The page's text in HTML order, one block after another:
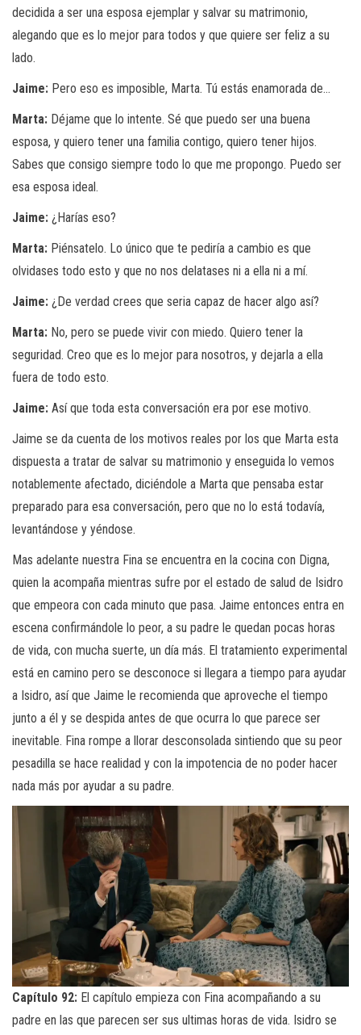
decidida a ser una esposa ejemplar y salvar su matrimonio,
alegando que es lo mejor para todos y que quiere ser feliz a su
lado.
Jaime: Pero eso es imposible, Marta. Tú estás enamorada de…
Marta: Déjame que lo intente. Sé que puedo ser una buena
esposa, y quiero tener una familia contigo, quiero tener hijos.
Sabes que consigo siempre todo lo que me propongo. Puedo ser
esa esposa ideal.
Jaime: ¿Harías eso?
Marta: Piénsatelo. Lo único que te pediría a cambio es que
olvidases todo esto y que no nos delatases ni a ella ni a mí.
Jaime: ¿De verdad crees que seria capaz de hacer algo así?
Marta: No, pero se puede vivir con miedo. Quiero tener la
seguridad. Creo que es lo mejor para nosotros, y dejarla a ella
fuera de todo esto.
Jaime: Así que toda esta conversación era por ese motivo.
Jaime se da cuenta de los motivos reales por los que Marta esta
dispuesta a tratar de salvar su matrimonio y enseguida lo vemos
notablemente afectado, diciéndole a Marta que pensaba estar
preparado para esa conversación, pero que no lo está todavía,
levantándose y yéndose.
Mas adelante nuestra Fina se encuentra en la cocina con Digna,
quien la acompaña mientras sufre por el estado de salud de Isidro
que empeora con cada minuto que pasa. Jaime entonces entra en
escena confirmándole lo peor, a su padre le quedan pocas horas
de vida, con mucha suerte, un día más. El tratamiento experimental
está en camino pero se desconoce si llegara a tiempo para ayudar
a Isidro, así que Jaime le recomienda que aproveche el tiempo
junto a él y se despida antes de que ocurra lo que parece ser
inevitable. Fina rompe a llorar desconsolada sintiendo que su peor
pesadilla se hace realidad y con la impotencia de no poder hacer
nada más por ayudar a su padre.
Capítulo 92: El capítulo empieza con Fina acompañando a su
padre en las que parecen ser sus ultimas horas de vida. Isidro se